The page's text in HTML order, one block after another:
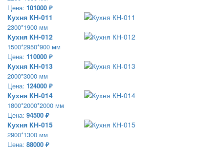
Цена: 101000 ₽
Кухня КН-011
2300*1900 мм
Кухня КН-012
1500*2950*900 мм
Цена: 110000 ₽
Кухня КН-013
2000*3000 мм
Цена: 124000 ₽
Кухня КН-014
1800*2000*2000 мм
Цена: 94500 ₽
Кухня КН-015
2900*1300 мм
Цена: 88000 ₽